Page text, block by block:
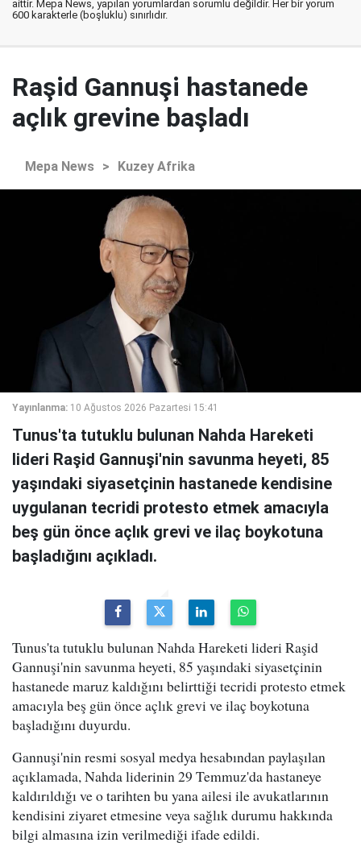
aittir. Mepa News, yapılan yorumlardan sorumlu değildir. Her bir yorum
600 karakterle (boşluklu) sınırlıdır.
Raşid Gannuşi hastanede
açlık grevine başladı
Mepa News > Kuzey Afrika
Yayınlanma: 10 Ağustos 2026 Pazartesi 15:41
Tunus'ta tutuklu bulunan Nahda Hareketi
lideri Raşid Gannuşi'nin savunma heyeti, 85
yaşındaki siyasetçinin hastanede kendisine
uygulanan tecridi protesto etmek amacıyla
beş gün önce açlık grevi ve ilaç boykotuna
başladığını açıkladı.
Tunus'ta tutuklu bulunan Nahda Hareketi lideri Raşid
Gannuşi'nin savunma heyeti, 85 yaşındaki siyasetçinin
hastanede maruz kaldığını belirttiği tecridi protesto etmek
amacıyla beş gün önce açlık grevi ve ilaç boykotuna
başladığını duyurdu.
Gannuşi'nin resmi sosyal medya hesabından paylaşılan
açıklamada, Nahda liderinin 29 Temmuz'da hastaneye
kaldırıldığı ve o tarihten bu yana ailesi ile avukatlarının
kendisini ziyaret etmesine veya sağlık durumu hakkında
bilgi almasına izin verilmediği ifade edildi.